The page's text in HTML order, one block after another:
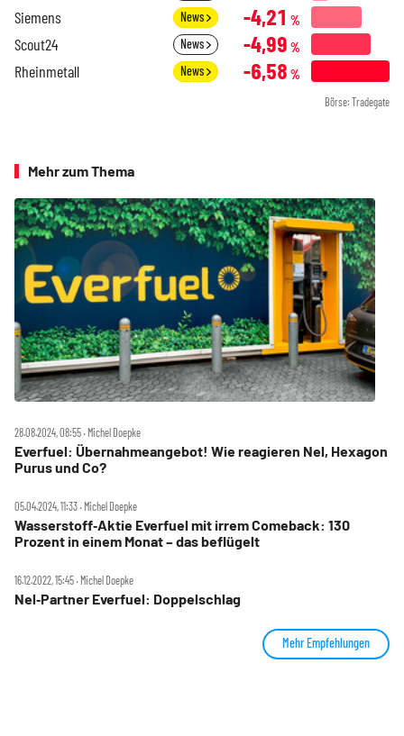
Siemens News -4,21 %
Scout24 News -4,99 %
Rheinmetall News -6,58 %
Börse: Tradegate
Mehr zum Thema
28.08.2024, 08:55 ‧ Michel Doepke
Everfuel: Übernahmeangebot! Wie reagieren Nel, Hexagon
Purus und Co?
05.04.2024, 11:33 ‧ Michel Doepke
Wasserstoff‑Aktie Everfuel mit irrem Comeback: 130
Prozent in einem Monat – das beflügelt
16.12.2022, 15:45 ‧ Michel Doepke
Nel‑Partner Everfuel: Doppelschlag
Mehr Empfehlungen